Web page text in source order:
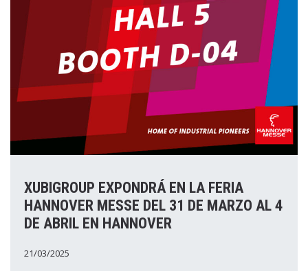
XUBIGROUP EXPONDRÁ EN LA FERIA
HANNOVER MESSE DEL 31 DE MARZO AL 4
DE ABRIL EN HANNOVER
21/03/2025